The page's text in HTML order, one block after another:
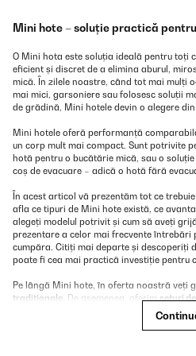
Mini hote – soluție practică
O Mini hota este soluția ideală pentru toți
eficient și discret de a elimina aburul,
mică. În zilele noastre, când tot mai mulți
mai mici, garsoniere sau folosesc soluții
de grădină, Mini hotele devin o alegere
Mini hotele oferă performanță
un corp mult mai compact. Sunt potrivite
hotă pentru o bucătărie mică, sau o
coș de evacuare – adică o hotă fără
În acest articol vă prezentăm tot ce
afla ce tipuri de Mini hote există, ce
alegeți modelul potrivit și cum să aveți
prezentare a celor mai frecvente întrebări
cumpăra. Citiți mai departe și descoperiți
poate fi cea mai practică investiție pentru
Pe lângă Mini hote, în oferta noastră veți
tradiționale. De asemenea, oferimseturi
Dacă